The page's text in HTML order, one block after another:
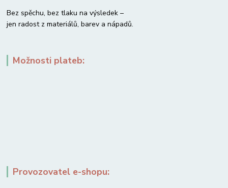
Bez spěchu, bez tlaku na výsledek –
jen radost z materiálů, barev a nápadů.
Možnosti plateb:
Provozovatel e-shopu: